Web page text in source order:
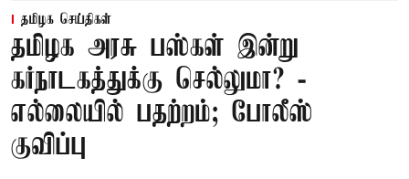
தமிழக செய்திகள்
தமிழக அரசு பஸ்கள் இன்று
கர்நாடகத்துக்கு செல்லுமா? -
எல்லையில் பதற்றம்; போலீஸ்
குவிப்பு